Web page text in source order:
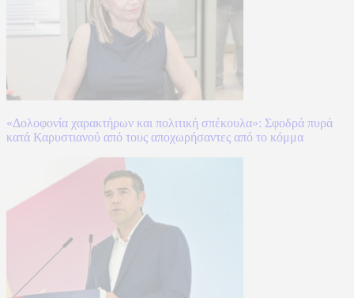
«Δολοφονία χαρακτήρων και πολιτική σπέκουλα»: Σφοδρά πυρά
κατά Καρυστιανού από τους αποχωρήσαντες από το κόμμα